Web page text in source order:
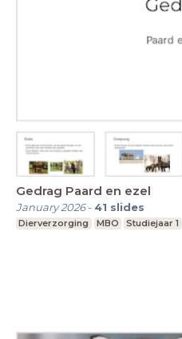
Gedrag Paard en ezel
January 2026- 41 slides
Dierverzorging MBO Studiejaar 1